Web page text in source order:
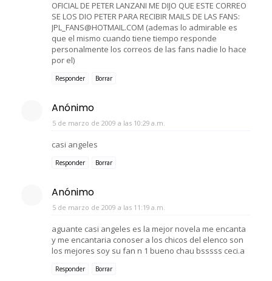
OFICIAL DE PETER LANZANI ME DIJO QUE ESTE CORREO
SE LOS DIO PETER PARA RECIBIR MAILS DE LAS FANS:
JPL_FANS@HOTMAIL.COM (ademas lo admirable es
que el mismo cuando tiene tiempo responde
personalmente los correos de las fans nadie lo hace
por el)
Responder Borrar
Anónimo
5 de marzo de 2009 a las 10:29 a.m.
casi angeles
Responder Borrar
Anónimo
5 de marzo de 2009 a las 11:19 a.m.
aguante casi angeles es la mejor novela me encanta
y me encantaria conoser a los chicos del elenco son
los mejores soy su fan n 1 bueno chau bsssss ceci.a
Responder Borrar